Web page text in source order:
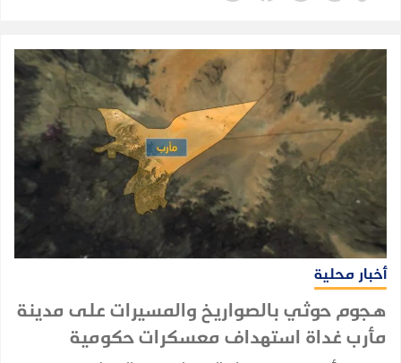
أخبار محلية
هجوم حوثي بالصواريخ والمسيرات على مدينة
مأرب غداة استهداف معسكرات حكومية